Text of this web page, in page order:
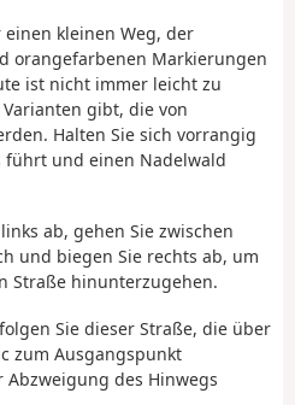
kleinen Weg, der
orangefarbenen Markierungen
ist nicht immer leicht zu
gibt, die von
Halten Sie sich vorrangig
führt und einen Nadelwald
ab, gehen Sie zwischen
und biegen Sie rechts ab, um
Straße hinunterzugehen.
Sie dieser Straße, die über
zum Ausgangspunkt
des Hinwegs